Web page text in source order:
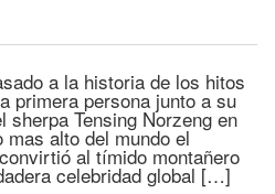
a la historia de los hitos
primera persona junto a su
sherpa Tensing Norzeng en
alto del mundo el
al tímido montañero
celebridad global […]